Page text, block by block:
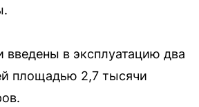
введены в эксплуатацию два
площадью 2,7 тысячи